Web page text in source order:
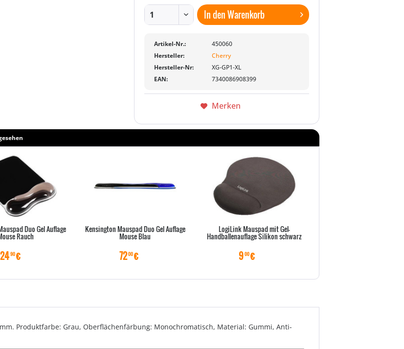
In denWarenkorb
Artikel-Nr.:
450060
Hersteller:
Cherry
Hersteller-Nr:
XG-GP1-XL
EAN:
7340086908399
Merken
Duo Gel Auflage
Rauch
2490€
Kensington Mauspad Duo Gel Auflage
Mouse Blau
7200€
LogiLink Mauspad mit Gel-
Handballenauflage Silikon schwarz
900€
mm. Produktfarbe: Grau, Oberflächenfärbung: Monochromatisch, Material: Gummi, Anti-